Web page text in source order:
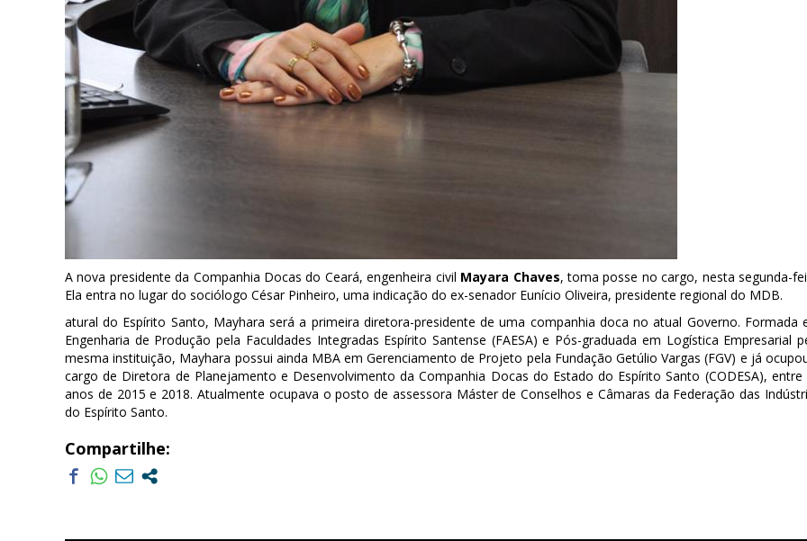
A nova presidente da Companhia Docas do Ceará, engenheira civil Mayara Chaves, toma posse no cargo, nesta segunda-
Ela entra no lugar do sociólogo César Pinheiro, uma indicação do ex-senador Eunício Oliveira, presidente regional do MDB.
atural do Espírito Santo, Mayhara será a primeira diretora-presidente de uma companhia doca no atual Governo. Formada
Engenharia de Produção pela Faculdades Integradas Espírito Santense (FAESA) e Pós-graduada em Logística Empresarial
mesma instituição, Mayhara possui ainda MBA em Gerenciamento de Projeto pela Fundação Getúlio Vargas (FGV) e já
cargo de Diretora de Planejamento e Desenvolvimento da Companhia Docas do Estado do Espírito Santo (CODESA), entre
anos de 2015 e 2018. Atualmente ocupava o posto de assessora Máster de Conselhos e Câmaras da Federação das
do Espírito Santo.
Compartilhe: